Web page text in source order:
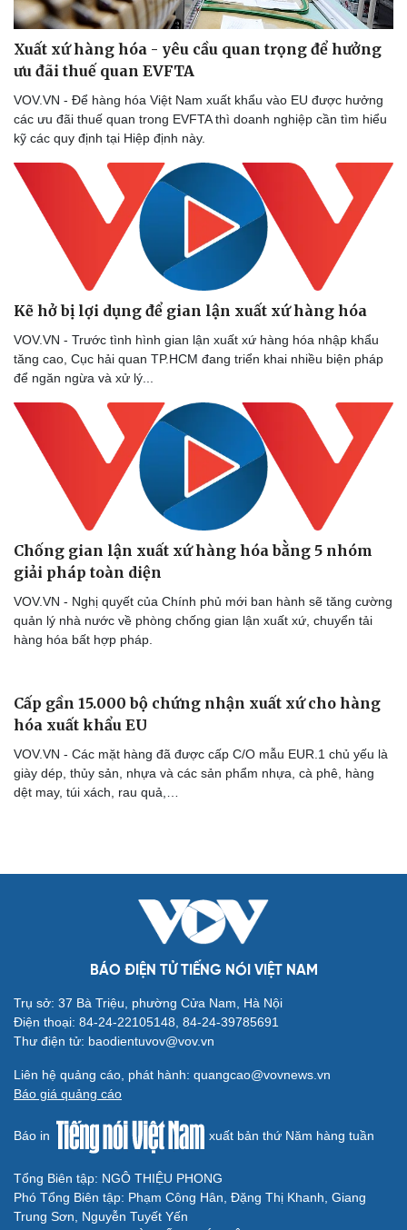
Săn Tour
check-in
Đọc truyện đêm khuya
Cửa sổ tình yêu
Kể chuyện cho bé
Cải chính
Xuất xứ hàng hóa - yêu cầu quan trọng để hưởng
ưu đãi thuế quan EVFTA
VOV.VN - Để hàng hóa Việt Nam xuất khẩu vào EU được hưởng
các ưu đãi thuế quan trong EVFTA thì doanh nghiệp cần tìm hiểu
kỹ các quy định tại Hiệp định này.
Kẽ hở bị lợi dụng để gian lận xuất xứ hàng hóa
VOV.VN - Trước tình hình gian lận xuất xứ hàng hóa nhập khẩu
tăng cao, Cục hải quan TP.HCM đang triển khai nhiều biện pháp
để ngăn ngừa và xử lý...
Chống gian lận xuất xứ hàng hóa bằng 5 nhóm
giải pháp toàn diện
VOV.VN - Nghị quyết của Chính phủ mới ban hành sẽ tăng cường
quản lý nhà nước về phòng chống gian lận xuất xứ, chuyển tải
hàng hóa bất hợp pháp.
Cấp gần 15.000 bộ chứng nhận xuất xứ cho hàng
hóa xuất khẩu EU
VOV.VN - Các mặt hàng đã được cấp C/O mẫu EUR.1 chủ yếu là
giày dép, thủy sản, nhựa và các sản phẩm nhựa, cà phê, hàng
Trụ sở: 37 Bà Triệu, phường Cửa Nam, Hà Nội
Điện thoại: 84-24-22105148, 84-24-39785691